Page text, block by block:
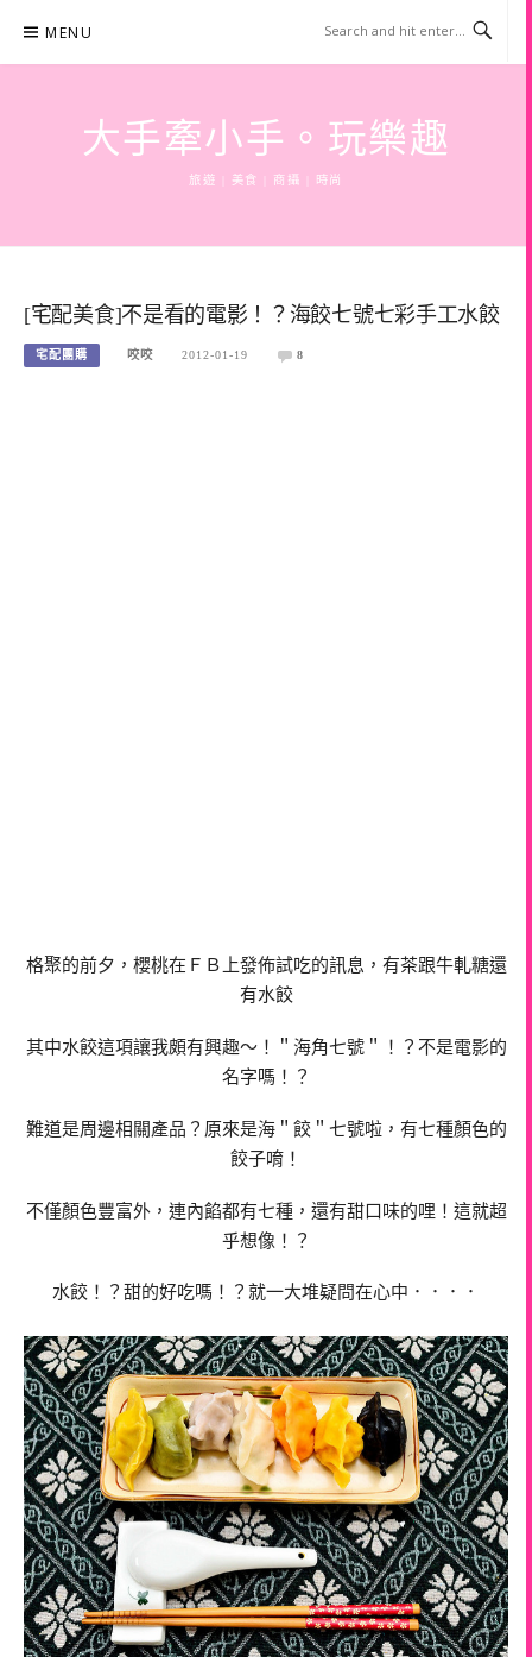
content
MENU
大手牽小手。玩樂趣
旅遊 | 美食 | 商攝 | 時尚
[宅配美食]不是看的電影！？海餃七號七彩手工水餃
宅配團購 咬咬 2012-01-19 8
格聚的前夕，櫻桃在ＦＢ上發佈試吃的訊息，有茶跟牛軋糖還
有水餃
其中水餃這項讓我頗有興趣～！＂海角七號＂！？不是電影的
名字嗎！？
難道是周邊相關產品？原來是海＂餃＂七號啦，有七種顏色的
餃子唷！
不僅顏色豐富外，連內餡都有七種，還有甜口味的哩！這就超
乎想像！？
水餃！？甜的好吃嗎！？就一大堆疑問在心中．．．．